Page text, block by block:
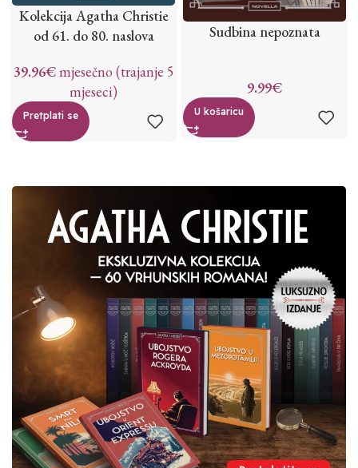
Kolekcija Agatha Christie
od 61. do 80. naslova
39.96€mjesečno (trajanje 5
mjeseci)
Pretplati se
Sudbina nepoznata
9.99€
U košaricu